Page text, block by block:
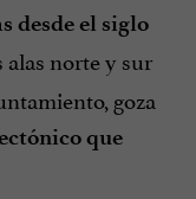
desde el siglo
alas norte y sur
goza
que